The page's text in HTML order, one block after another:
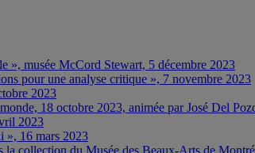
», musée McCord Stewart, 5 décembre 2023
pour une analyse critique », 7 novembre 2023
2023
18 octobre 2023, animée par José Del
2023
», 16 mars 2023
la collection du Musée des Beaux-Arts de